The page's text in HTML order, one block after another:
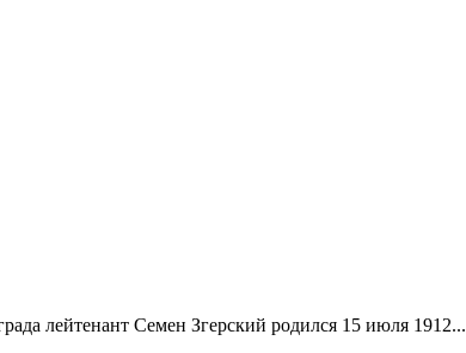
лейтенант Семен Згерский родился 15 июля 1912...